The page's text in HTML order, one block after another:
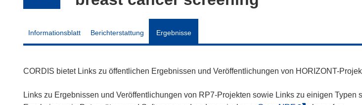
Informationsblatt Berichterstattung Ergebnisse
CORDIS bietet Links zu öffentlichen Ergebnissen und Veröffentlichungen von HORIZONT-
Links zu Ergebnissen und Veröffentlichungen von RP7-Projekten sowie Links zu einigen Typen